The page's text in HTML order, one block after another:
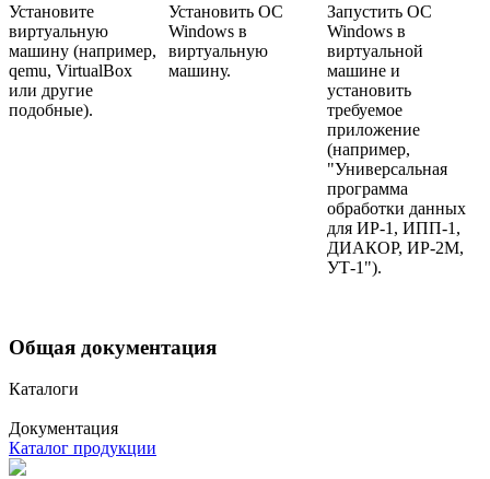
Установите
виртуальную
машину (например,
qemu, VirtualBox
или другие
подобные).
Установить ОС
Windows в
виртуальную
машину.
Запустить ОС
Windows в
виртуальной
машине и
установить
требуемое
приложение
(например,
"Универсальная
программа
обработки данных
для ИР-1, ИПП-1,
ДИАКОР, ИР-2М,
УТ-1").
Общая документация
Каталоги
Документация
Каталог продукции